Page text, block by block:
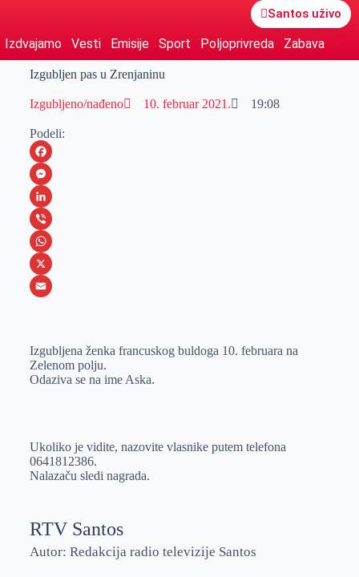
Santos uživo
Izdvajamo Vesti Emisije Sport Poljoprivreda Zabava
Izgubljen pas u Zrenjaninu
Izgubljeno/nađeno 10. februar 2021. 19:08
Podeli:
F
a
c
e
b
o
M
e
s
s
e
e
r
L
i
n
k
I
n
V
i
b
W
h
s
A
X
a
i
Izgubljena ženka francuskog buldoga 10. februara na
Zelenom polju.
Odaziva se na ime Aska.
Ukoliko je vidite, nazovite vlasnike putem telefona
0641812386.
Nalazaču sledi nagrada.
RTV Santos
Autor: Redakcija radio televizije Santos